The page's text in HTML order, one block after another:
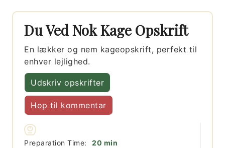
Du Ved Nok Kage Opskrift
En lækker og nem kageopskrift, perfekt til
enhver lejlighed.
Udskriv opskrifter
Hop til kommentar
Preparation Time: 20 minutter
min